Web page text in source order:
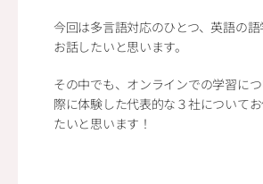
今回は多言語対応のひとつ、英語の
お話したいと思います。
その中でも、オンラインでの学習に
際に体験した代表的な３社について
たいと思います！